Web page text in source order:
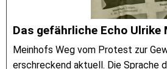
Das gefährliche Echo Ulrike
Meinhofs Weg vom Protest zur
erschreckend aktuell. Die Sprache